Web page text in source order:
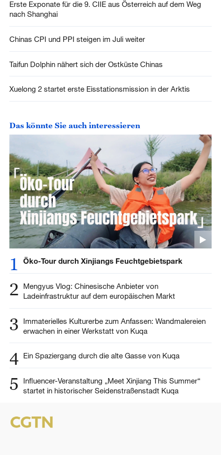
Erste Exponate für die 9. CIIE aus Österreich auf dem Weg
nach Shanghai
Chinas CPI und PPI steigen im Juli weiter
Taifun Dolphin nähert sich der Ostküste Chinas
Xuelong 2 startet erste Eisstationsmission in der Arktis
Das könnte Sie auch interessieren
1 Öko-Tour durch Xinjiangs Feuchtgebietspark
2
Mengyus Vlog: Chinesische Anbieter von
Ladeinfrastruktur auf dem europäischen Markt
3
Immaterielles Kulturerbe zum Anfassen: Wandmalereien
erwachen in einer Werkstatt von Kuqa
4 Ein Spaziergang durch die alte Gasse von Kuqa
5
Influencer-Veranstaltung „Meet Xinjiang This Summer“
startet in historischer Seidenstraßenstadt Kuqa